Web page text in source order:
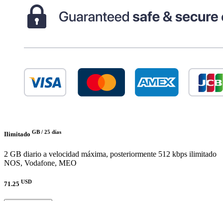
Ilimitado GB / 25 días
2 GB diario a velocidad máxima, posteriormente 512 kbps ilimitado
NOS, Vodafone, MEO
71.25 USD